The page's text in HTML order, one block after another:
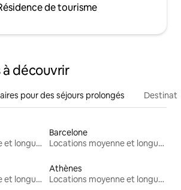
de tourisme
découvrir
pour des séjours prolongés
Locations moyenne et longue durée
Barcelone
Locations moyenne et longue durée
Locations moyenne et longue durée
Athènes
Locations moyenne et longue durée